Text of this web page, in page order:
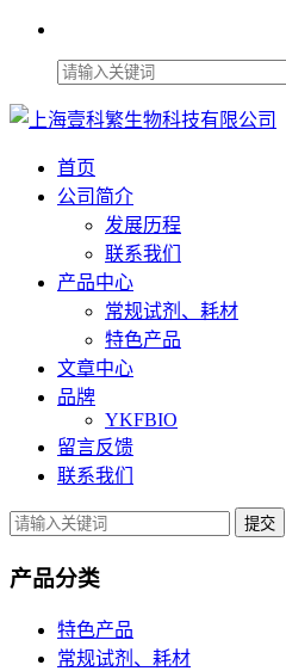
首页
公司简介
发展历程
联系我们
产品中心
常规试剂、耗材
特色产品
文章中心
品牌
YKFBIO
留言反馈
联系我们
提交
产品分类
特色产品
常规试剂、耗材